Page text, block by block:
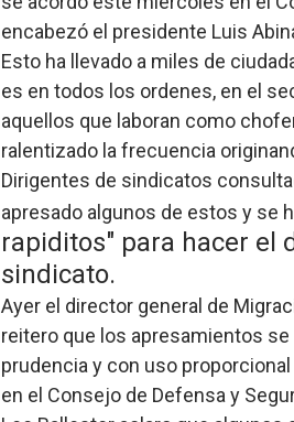
Ministerio de Cultura
Más de 180
Restaurante Amigos
Banco Popular escala
SNS y el SRSO
encabezó el presidente Luis
Esto ha llevado a miles de
es en todos los ordenes, en el
aquellos que laboran como
ralentizado la frecuencia
Dirigentes de sindicatos
apresado algunos de estos y se
rapiditos" para hacer el
sindicato.
Ayer el director general de
reitero que los apresamientos
prudencia y con uso
en el Consejo de Defensa y